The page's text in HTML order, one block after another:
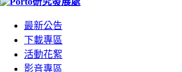
塊
塊
最新公告
下載專區
活動花絮
影音專區